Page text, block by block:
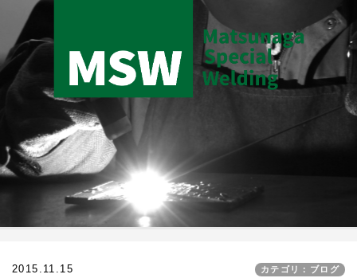
2015.11.15 カテゴリ：ブログ